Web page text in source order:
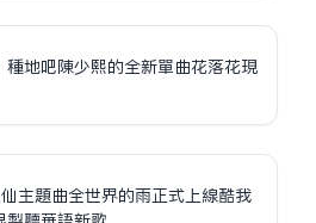
地吧陳少熙的全新單曲花落花現
主題曲全世界的雨正式上線酷我